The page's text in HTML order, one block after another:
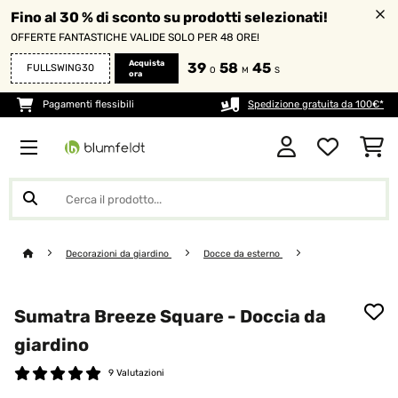
Fino al 30 % di sconto su prodotti selezionati!
OFFERTE FANTASTICHE VALIDE SOLO PER 48 ORE!
FULLSWING30
Acquista
ora
39 O 58 M 43 S
Pagamenti flessibili Spedizione gratuita da 100€*
Decorazioni da giardino Docce da esterno
Sumatra Breeze Square - Doccia da
giardino
9 Valutazioni